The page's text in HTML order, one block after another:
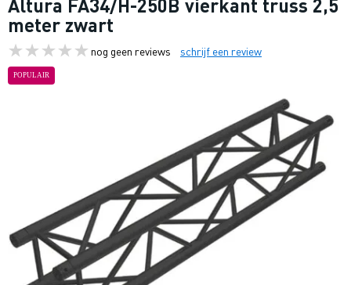
Altura FA34/H-250B vierkant truss 2,5
meter zwart
nog geen reviews schrijf een review
POPULAIR